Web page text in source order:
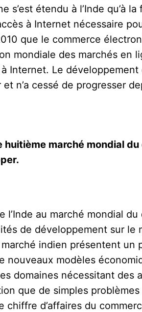
s’est étendu à l’Inde qu’à
à Internet nécessaire
que le commerce
mondiale des marchés en
à Internet. Le
et n’a cessé de progresser
huitième marché mondial
l’Inde au marché mondial
de développement sur
indien présentent un
nouveaux modèles
domaines nécessitant des
que de simples
chiffre d’affaires du